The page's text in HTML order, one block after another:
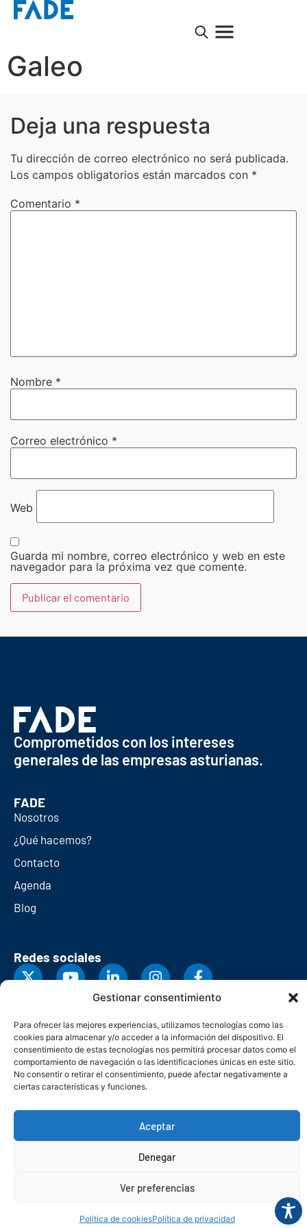
Gestionar consentimiento
Para ofrecer las mejores experiencias, utilizamos tecnologías como las
cookies para almacenar y/o acceder a la información del dispositivo. El
consentimiento de estas tecnologías nos permitirá procesar datos como el
comportamiento de navegación o las identificaciones únicas en este sitio.
No consentir o retirar el consentimiento, puede afectar negativamente a
ciertas características y funciones.
Aceptar
Denegar
Ver preferencias
Política de cookiesPolítica de privacidad
Galeo
Deja una respuesta
Tu dirección de correo electrónico no será publicada.
Los campos obligatorios están marcados con *
Comentario *
Nombre *
Correo electrónico *
Web
Guarda mi nombre, correo electrónico y web en este
navegador para la próxima vez que comente.
Comprometidos con los intereses
generales de las empresas asturianas.
FADE
Nosotros
¿Qué hacemos?
Contacto
Agenda
Blog
Redes sociales
© Copyright 2026. Federación Asturiana de Empresarios
Política de cookies